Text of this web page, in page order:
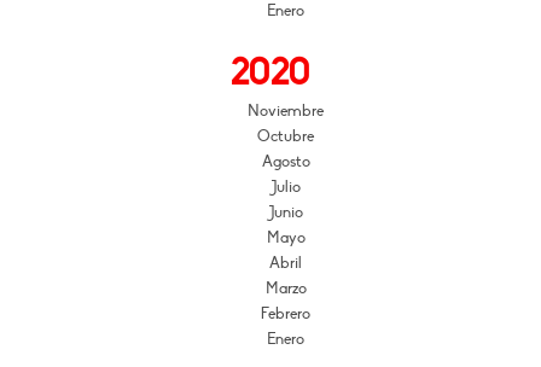
Enero
2020
Noviembre
Octubre
Agosto
Julio
Junio
Mayo
Abril
Marzo
Febrero
Enero